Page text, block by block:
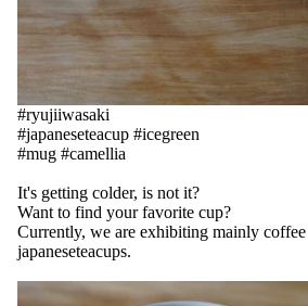
#ryujiiwasaki
#japaneseteacup #icegreen
#mug #camellia
It's getting colder, is not it?
Want to find your favorite cup?
Currently, we are exhibiting mainly coffee
japaneseteacups.